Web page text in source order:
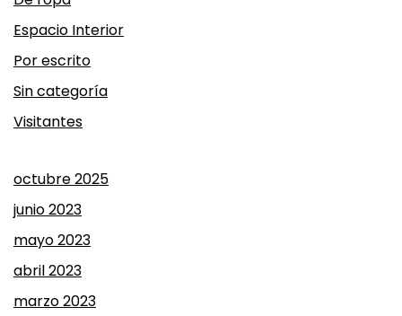
Espacio Interior
Por escrito
Sin categoría
Visitantes
octubre 2025
junio 2023
mayo 2023
abril 2023
marzo 2023